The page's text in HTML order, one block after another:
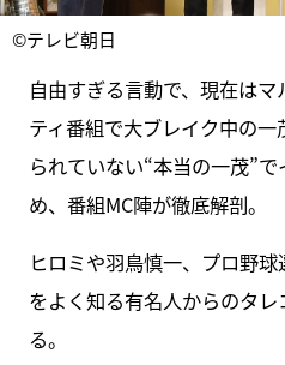
©テレビ朝日
自由すぎる言動で、現在は
ティ番組で大ブレイク中の
られていない“本当の一茂”
め、番組MC陣が徹底解剖。
ヒロミや羽鳥慎一、プロ野
をよく知る有名人からのタ
る。